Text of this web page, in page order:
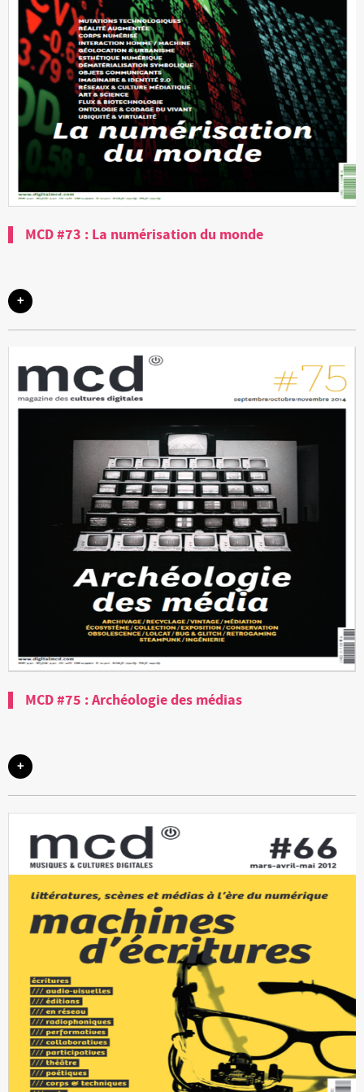
MCD #73 : La numérisation du monde
+
MCD #75 : Archéologie des médias
+